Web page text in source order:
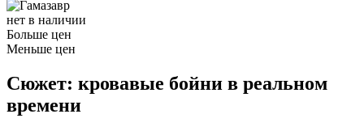
нет в наличии
Больше цен
Меньше цен
Сюжет: кровавые бойни в реальном
времени